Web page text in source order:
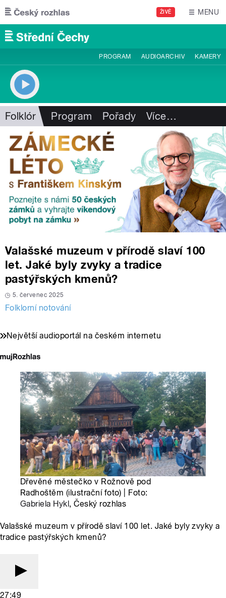
Přejít k hlavnímu obsahu
ŽIVĚ MENU
PROGRAM AUDIOARCHIV KAMERY
Folklór Program Pořady Více…
Valašské muzeum v přírodě slaví 100
let. Jaké byly zvyky a tradice
pastýřských kmenů?
5. červenec 2025
Folklorní notování
Největší audioportál na českém internetu
Dřevěné městečko v Rožnově pod
Radhoštěm (ilustrační foto) | Foto:
Gabriela Hykl, Český rozhlas
Valašské muzeum v přírodě slaví 100 let. Jaké byly zvyky a
tradice pastýřských kmenů?
27:49